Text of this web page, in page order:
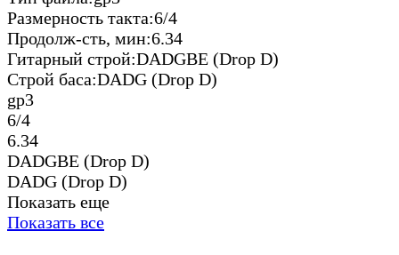
Размерность такта:6/4
Продолж-сть, мин:6.34
Гитарный строй:DADGBE (Drop D)
Строй баса:DADG (Drop D)
gp3
6/4
6.34
DADGBE (Drop D)
DADG (Drop D)
Показать еще
Показать все